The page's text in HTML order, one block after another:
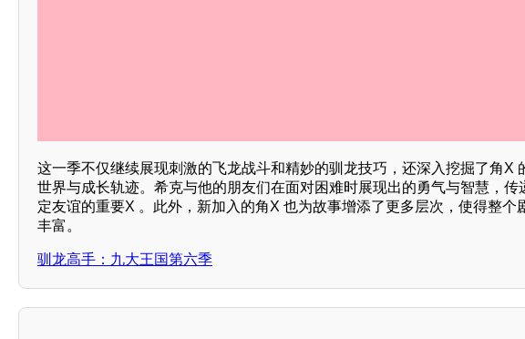
这一季不仅继续展现刺激的飞龙战斗和精妙的驯龙技巧，还深入挖掘了角X
世界与成长轨迹。希克与他的朋友们在面对困难时展现出的勇气与智慧，传
定友谊的重要X 。此外，新加入的角X 也为故事增添了更多层次，使得整个
丰富。
驯龙高手：九大王国第六季